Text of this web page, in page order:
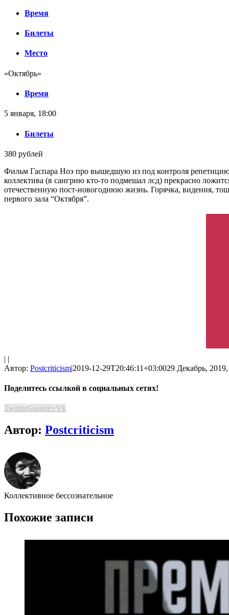
Время
Билеты
Место
«Октябрь»
Время
5 января, 18:00
Билеты
380 рублей
Фильм Гаспара Ноэ про вышедшую из под контроля репетицию
коллектива (в сангрию кто-то подмешал лсд) прекрасно
отечественную пост-новогоднюю жизнь. Горячка, видения,
первого зала “Октября”.
| |
Автор: Postcriticism|2019-12-29T20:46:11+03:0029 Декабрь,
Поделитесь ссылкой в социальных сетях!
TwitterGoogle+Vk
Автор: Postcriticism
Коллективное бессознательное
Похожие записи